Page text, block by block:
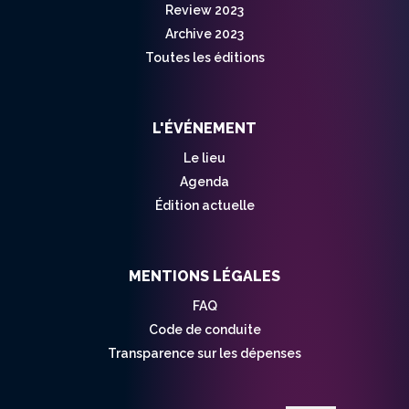
Review 2023
Archive 2023
Toutes les éditions
L'ÉVÉNEMENT
Le lieu
Agenda
Édition actuelle
MENTIONS LÉGALES
FAQ
Code de conduite
Transparence sur les dépenses